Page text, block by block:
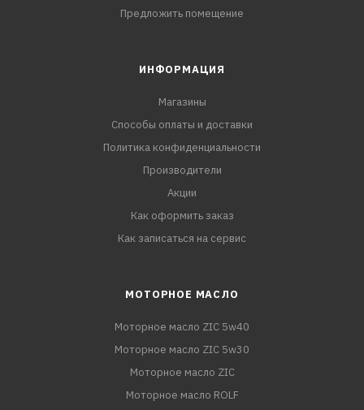
Предложить помещение
ИНФОРМАЦИЯ
Магазины
Способы оплаты и доставки
Политика конфиденциальности
Производители
Акции
Как оформить заказ
Как записаться на сервис
МОТОРНОЕ МАСЛО
Моторное масло ZIC 5w40
Моторное масло ZIC 5w30
Моторное масло ZIC
Моторное масло ROLF